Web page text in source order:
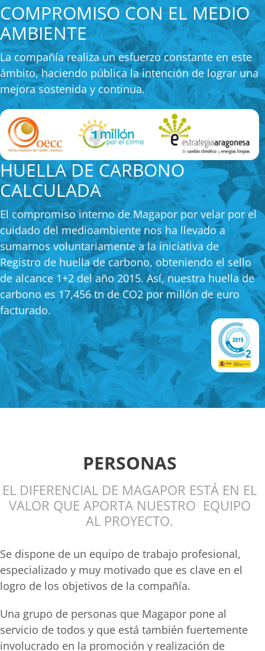
COMPROMISO CON EL MEDIO
AMBIENTE
La compañía realiza un esfuerzo constante en este
ámbito, haciendo pública la intención de lograr una
mejora sostenida y continua.
HUELLA DE CARBONO
CALCULADA
El compromiso interno de Magapor por velar por el
cuidado del medioambiente nos ha llevado a
sumarnos voluntariamente a la iniciativa de
Registro de huella de carbono, obteniendo el sello
de alcance 1+2 del año 2015. Así, nuestra huella de
carbono es 17,456 tn de CO2 por millón de euro
facturado.
PERSONAS
EL DIFERENCIAL DE MAGAPOR ESTÁ EN EL
VALOR QUE APORTA NUESTRO EQUIPO
AL PROYECTO.
Se dispone de un equipo de trabajo profesional,
especializado y muy motivado que es clave en el
logro de los objetivos de la compañía.
Una grupo de personas que Magapor pone al
servicio de todos y que está también fuertemente
involucrado en la promoción y realización de